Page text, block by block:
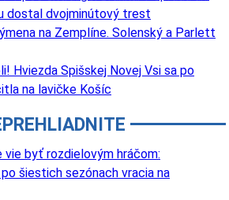
dostal dvojminútový trest
na Zemplíne. Solenský a Parlett
Hviezda Spišskej Novej Vsi sa po
na lavičke Košíc
vie byť rozdielovým hráčom:
šiestich sezónach vracia na